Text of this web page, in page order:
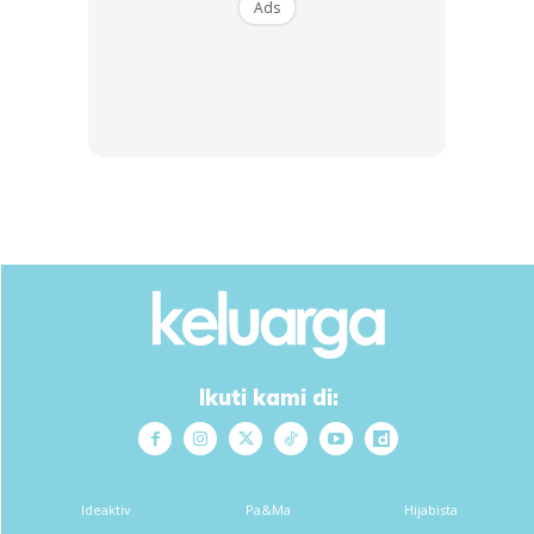
maka akan berkumpullah antara saksi dengan penyaksian.
Diriwayatkan juga bahawa ia adalah sebaik-baik hari. Jabir
RA meriwayatkan bahawa Rasulullah SAW bersabda,
أفضلُ الأيام يومُ عرفة
Ads
Ikuti kami di:
Ideaktiv Pa&Ma Hijabista